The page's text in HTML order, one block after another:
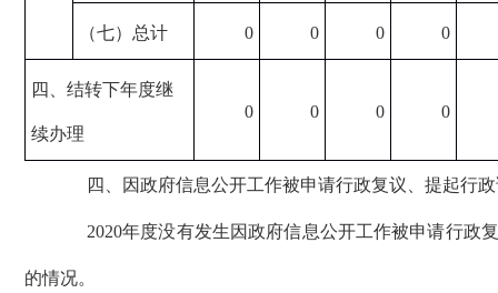
（七）总计 0 0 0 0
四、结转下年度继
续办理
0 0 0 0
四、因政府信息公开工作被申请行政复议、提起行
2020年度没有发生因政府信息公开工作被申请行政
的情况。